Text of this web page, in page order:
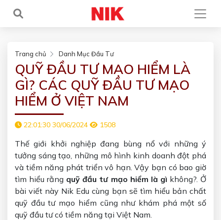
Trang chủ Danh Mục Đầu Tư
QUỸ ĐẦU TƯ MẠO HIỂM LÀ
GÌ? CÁC QUỸ ĐẦU TƯ MẠO
HIỂM Ở VIỆT NAM
22:01:30 30/06/2024 1508
Thế giới khởi nghiệp đang bùng nổ với những ý
tưởng sáng tạo, những mô hình kinh doanh đột phá
và tiềm năng phát triển vô hạn. Vậy bạn có bao giờ
tìm hiểu rằng quỹ đầu tư mạo hiểm là gì không?. Ở
bài viết này Nik Edu cùng bạn sẽ tìm hiểu bản chất
quỹ đầu tư mạo hiểm cũng như khám phá một số
quỹ đầu tư có tiềm năng tại Việt Nam.